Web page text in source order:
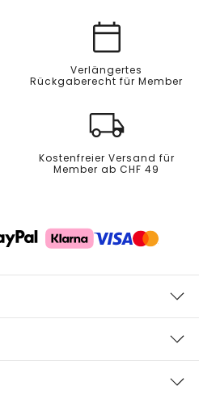
Verlängertes
Rückgaberecht für Member
Kostenfreier Versand für
Member ab CHF 49